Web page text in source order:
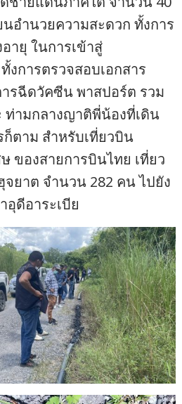
อำนวยความสะดวก ทั้งการ
ายุ ในการเข้าสู่
งการตรวจสอบเอกสาร
รฉีดวัคซีน พาสปอร์ต รวม
ท่ามกลางญาติพี่น้องที่เดิน
ก็ตาม สำหรับเที่ยวบิน
ของสายการบินไทย เที่ยว
ยาต จำนวน 282 คน ไปยัง
อุดีอาระเบีย